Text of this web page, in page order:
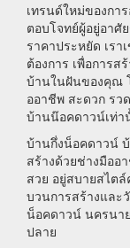
เทรนด์ใหม่ของกา
ตอบโจทย์ผู้อยู่อาศั
ราคาประหยัด เรา
ต้องการ เพื่อการ
บ้านในฝันของคุณ
ออาชีพ สะดวก รว
บ้านน๊อคดาวน์เท่า
บ้านกึ่งน็อคดาวน์
สร้างด้วยช่างมืออ
สวย อยู่สบายสไต
บวนการสร้างแล
น็อคดาวน์ นครนา
ปลาย